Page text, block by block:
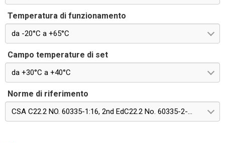
Temperatura di funzionamento
da -20°C a +65°C
Campo temperature di set
da +30°C a +40°C
Norme di riferimento
CSA C22.2 NO. 60335-1:16, 2nd EdC22.2 No. 60335-2-40:22, Edition 4